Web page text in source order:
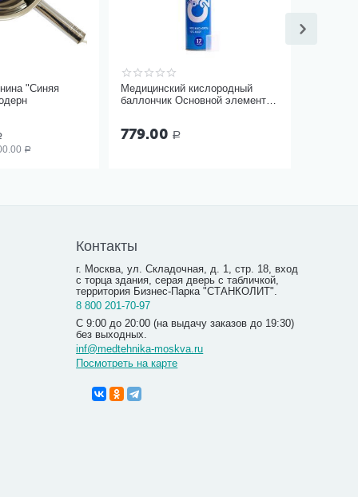
"Синяя
Р
Медицинский кислородный
баллончик Основной элемент
779.00 Р
Контакты
г. Москва, ул. Складочная, д. 1, стр. 18, вход
с торца здания, серая дверь с табличкой,
территория Бизнес-Парка "СТАНКОЛИТ".
8 800 201-70-97
С 9:00 до 20:00 (на выдачу заказов до 19:30)
без выходных.
inf@medtehnika-moskva.ru
Посмотреть на карте